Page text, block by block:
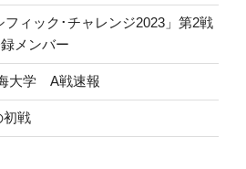
フィック･チャレンジ2023」第2戦
メンバー
大学 A戦速報
初戦